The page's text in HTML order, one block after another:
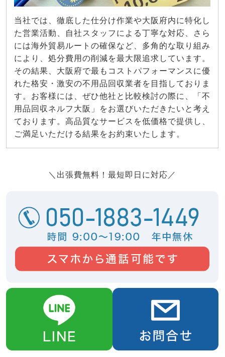
当社では、徹底した仕分け作業や大阪府内に特化し
た営業活動、自社スタッフによる丁寧な対応、さら
には海外貿易ルートの確保など、多角的な取り組み
により、処分費用の削減を最大限追求しています。
その結果、大阪府で最もコストパフォーマンスに優
れた格安・激安の不用品回収業者を目指しておりま
す。お客様には、ぜひ他社と比較検討の際に、「不
用品回収ネルフ大阪」をお選びいただきたいと考え
ております。高品質なサービスを低価格で提供し、
ご満足いただける結果をお約束いたします。
＼出張費無料！最短即日に対応／